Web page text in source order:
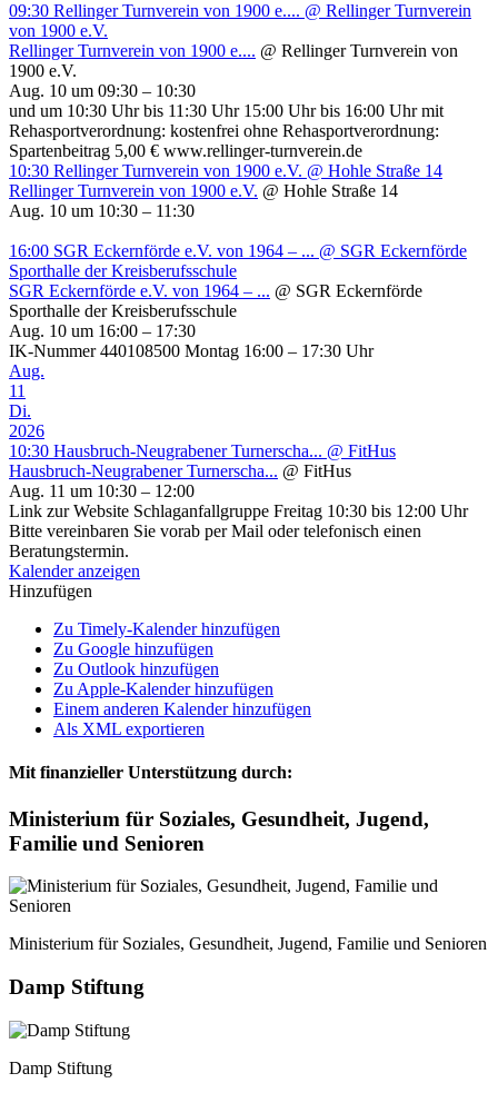
09:30 Rellinger Turnverein von 1900 e.... @ Rellinger Turnverein
von 1900 e.V.
Rellinger Turnverein von 1900 e.... @ Rellinger Turnverein von
1900 e.V.
Aug. 10 um 09:30 – 10:30
und um 10:30 Uhr bis 11:30 Uhr 15:00 Uhr bis 16:00 Uhr mit
Rehasportverordnung: kostenfrei ohne Rehasportverordnung:
Spartenbeitrag 5,00 € www.rellinger-turnverein.de
10:30 Rellinger Turnverein von 1900 e.V. @ Hohle Straße 14
Rellinger Turnverein von 1900 e.V. @ Hohle Straße 14
Aug. 10 um 10:30 – 11:30
16:00 SGR Eckernförde e.V. von 1964 – ... @ SGR Eckernförde
Sporthalle der Kreisberufsschule
SGR Eckernförde e.V. von 1964 – ... @ SGR Eckernförde
Sporthalle der Kreisberufsschule
Aug. 10 um 16:00 – 17:30
IK-Nummer 440108500 Montag 16:00 – 17:30 Uhr
Aug.
11
Di.
2026
10:30 Hausbruch-Neugrabener Turnerscha... @ FitHus
Hausbruch-Neugrabener Turnerscha... @ FitHus
Aug. 11 um 10:30 – 12:00
Link zur Website Schlaganfallgruppe Freitag 10:30 bis 12:00 Uhr
Bitte vereinbaren Sie vorab per Mail oder telefonisch einen
Beratungstermin.
Kalender anzeigen
Hinzufügen
Zu Timely-Kalender hinzufügen
Zu Google hinzufügen
Zu Outlook hinzufügen
Zu Apple-Kalender hinzufügen
Einem anderen Kalender hinzufügen
Als XML exportieren
Mit finanzieller Unterstützung durch:
Ministerium für Soziales, Gesundheit, Jugend,
Familie und Senioren
Ministerium für Soziales, Gesundheit, Jugend, Familie und Senioren
Damp Stiftung
Damp Stiftung